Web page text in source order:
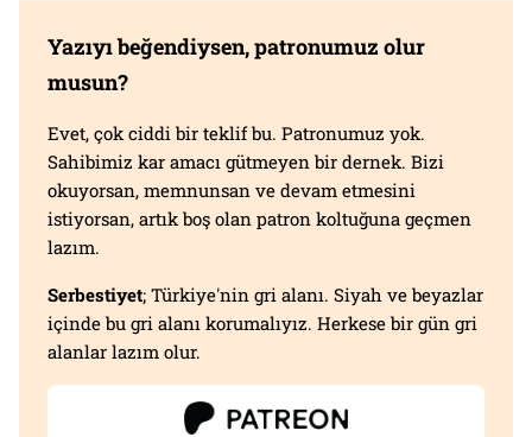
Yazıyı beğendiysen, patronumuz olur
musun?
Evet, çok ciddi bir teklif bu. Patronumuz yok.
Sahibimiz kar amacı gütmeyen bir dernek. Bizi
okuyorsan, memnunsan ve devam etmesini
istiyorsan, artık boş olan patron koltuğuna geçmen
lazım.
Serbestiyet; Türkiye'nin gri alanı. Siyah ve beyazlar
içinde bu gri alanı korumalıyız. Herkese bir gün gri
alanlar lazım olur.